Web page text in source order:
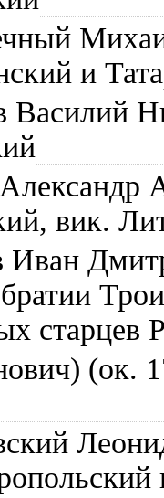
и
Василий
вик.
Иван
старцев
(ок.